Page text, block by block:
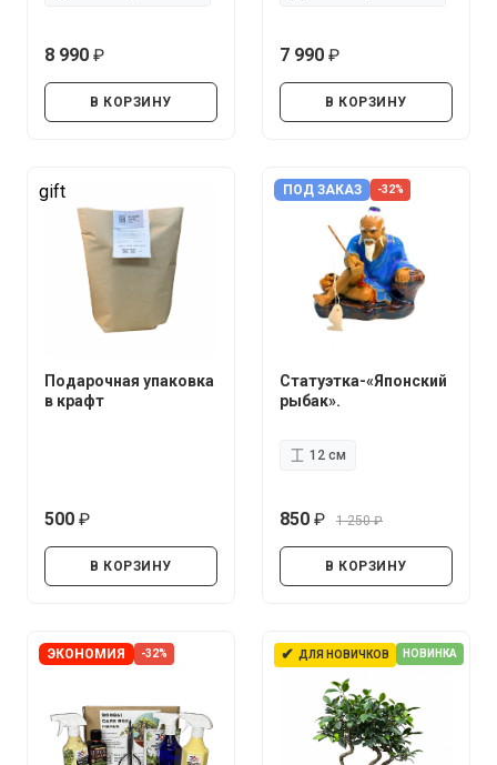
8 990
В КОРЗИНУ
7 990
В КОРЗИНУ
gift
Подарочная упаковка
в крафт
500
В КОРЗИНУ
ПОД ЗАКАЗ -32%
Статуэтка-«Японский
рыбак».
12 см
850
1 250
В КОРЗИНУ
ЭКОНОМИЯ -32% ✔ ДЛЯ НОВИЧКОВ НОВИНКА